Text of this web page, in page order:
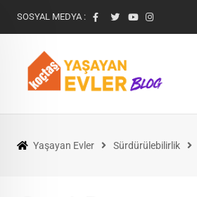
SOSYAL MEDYA :
Yaşayan Evler Sürdürülebilirlik